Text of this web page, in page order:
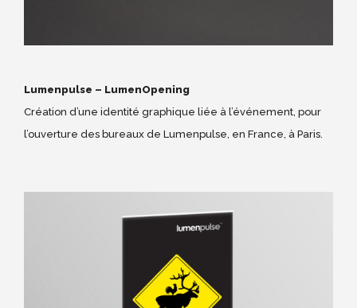
Lumenpulse – LumenOpening
Création d’une identité graphique liée à l’événement, pour
l’ouverture des bureaux de Lumenpulse, en France, à Paris.